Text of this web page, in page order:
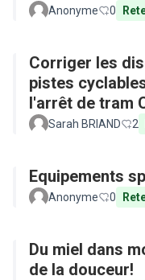
Anonyme 0
Corriger les
pistes
l'arrêt de tram
Sarah BRIAND 2
Equipements
Anonyme 0
Du miel dans
de la douceur!